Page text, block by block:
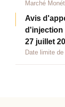
Marché
Avis
d'injection
27 juillet
Date limite